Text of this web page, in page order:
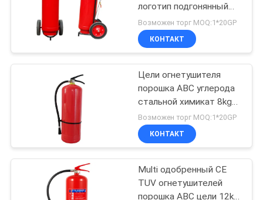
СВЯЖИТЕСЬ
НОВОСТИ
СПРОСИТЕ
ЦИТАТУ
КАРТА
САЙТА
Сухой
огнетушитель
порошка
Огнетушитель СО2
12
логотип подгонянный
огнетушителем
Возможен торг MOQ:1*20GP
КОНТАКТ
Цели огнетушителя
порошка ABC углерода
стальной химикат 8kg
сухой Multi сухой
Возможен торг MOQ:1*20GP
КОНТАКТ
Multi одобренный CE
TUV огнетушителей
порошка ABC цели 12kg